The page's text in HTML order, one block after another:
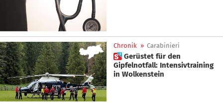
Chronik » Carabinieri
 Gerüstet für den
Gipfelnotfall: Intensivtraining
in Wolkenstein